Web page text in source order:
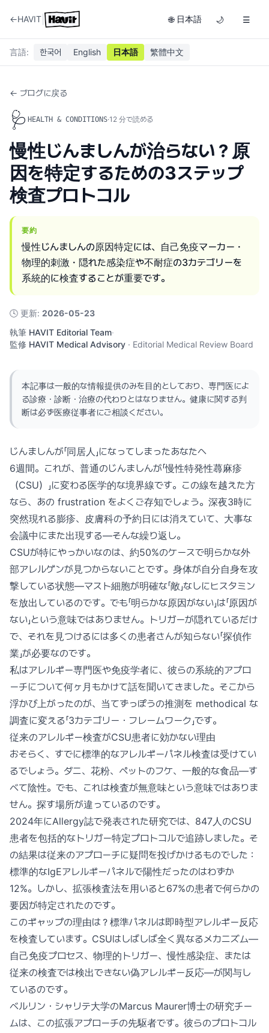
←HAVIT 🌐 日本語 🌙 ☰
言語: 한국어 English 日本語 繁體中文
← ブログに戻る
🩺 HEALTH & CONDITIONS·12 分で読める
慢性じんましんが治らない？原
因を特定するための3ステップ
検査プロトコル
要約
慢性じんましんの原因特定には、自己免疫マーカー・
物理的刺激・隠れた感染症や不耐症の3カテゴリーを
系統的に検査することが重要です。
🕓 更新: 2026-05-23
執筆 HAVIT Editorial Team·
監修 HAVIT Medical Advisory · Editorial Medical Review Board
本記事は一般的な情報提供のみを目的としており、専門医によ
る診療・診断・治療の代わりとはなりません。健康に関する判
断は必ず医療従事者にご相談ください。
じんましんが「同居人」になってしまったあなたへ
6週間。これが、普通のじんましんが「慢性特発性蕁麻疹
（CSU）」に変わる医学的な境界線です。この線を越えた方
なら、あの frustration をよくご存知でしょう。深夜3時に
突然現れる膨疹、皮膚科の予約日には消えていて、大事な
会議中にまた出現する—そんな繰り返し。
CSUが特にやっかいなのは、約50%のケースで明らかな外
部アレルゲンが見つからないことです。身体が自分自身を攻
撃している状態—マスト細胞が明確な「敵」なしにヒスタミン
を放出しているのです。でも「明らかな原因がない」は「原因が
ない」という意味ではありません。トリガーが隠れているだけ
で、それを見つけるには多くの患者さんが知らない「探偵作
業」が必要なのです。
私はアレルギー専門医や免疫学者に、彼らの系統的アプロ
ーチについて何ヶ月もかけて話を聞いてきました。そこから
浮かび上がったのが、当てずっぽうの推測を methodical な
調査に変える「3カテゴリー・フレームワーク」です。
従来のアレルギー検査がCSU患者に効かない理由
おそらく、すでに標準的なアレルギーパネル検査は受けてい
るでしょう。ダニ、花粉、ペットのフケ、一般的な食品—す
べて陰性。でも、これは検査が無意味という意味ではありま
せん。探す場所が違っているのです。
2024年にAllergy誌で発表された研究では、847人のCSU
患者を包括的なトリガー特定プロトコルで追跡しました。そ
の結果は従来のアプローチに疑問を投げかけるものでした：
標準的なIgEアレルギーパネルで陽性だったのはわずか
12%。しかし、拡張検査法を用いると67%の患者で何らかの
要因が特定されたのです。
このギャップの理由は？標準パネルは即時型アレルギー反応
を検査しています。CSUはしばしば全く異なるメカニズム—
自己免疫プロセス、物理的トリガー、慢性感染症、または
従来の検査では検出できない偽アレルギー反応—が関与し
ているのです。
ベルリン・シャリテ大学のMarcus Maurer博士の研究チー
ムは、この拡張アプローチの先駆者です。彼らのプロトコル